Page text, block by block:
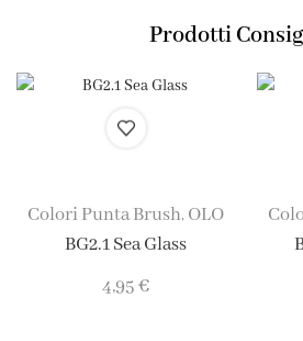
Prodotti
Colori Punta Brush, OLO
BG2.1 Sea Glass
4,95€